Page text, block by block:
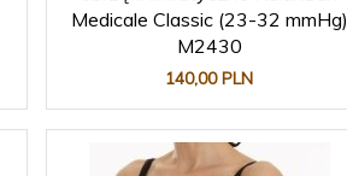
Medicale Classic (23-32 mmHg)
M2430
140,00 PLN